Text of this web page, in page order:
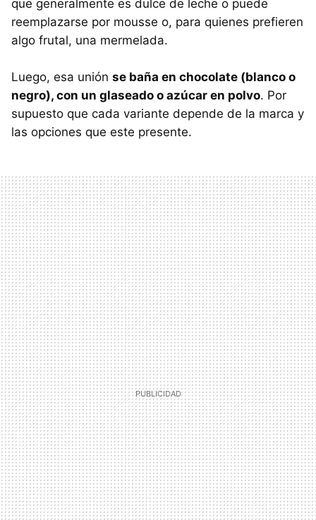
que generalmente es dulce de leche o puede
reemplazarse por mousse o, para quienes prefieren
algo frutal, una mermelada.
Luego, esa unión se baña en chocolate (blanco o
negro), con un glaseado o azúcar en polvo. Por
supuesto que cada variante depende de la marca y
las opciones que este presente.